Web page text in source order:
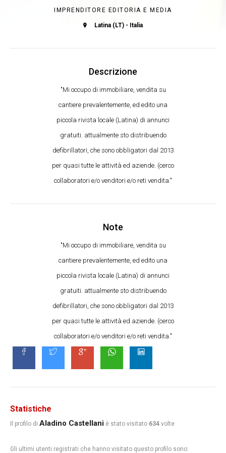
IMPRENDITORE EDITORIA E MEDIA
Latina (LT) - Italia
Descrizione
"Mi occupo di immobiliare, vendita su
cantiere prevalentemente, ed edito una
piccola rivista locale (Latina) di annunci
gratuiti. attualmente sto distribuendo
defibrillatori, che sono obbligatori dal 2013
per quasi tutte le attività ed aziende. (cerco
collaboratori e/o venditori e/o reti vendita."
Note
"Mi occupo di immobiliare, vendita su
cantiere prevalentemente, ed edito una
piccola rivista locale (Latina) di annunci
gratuiti. attualmente sto distribuendo
defibrillatori, che sono obbligatori dal 2013
per quasi tutte le attività ed aziende. (cerco
collaboratori e/o venditori e/o reti vendita."
Statistiche
Il profilo di Aladino Castellani è stato visitato 634 volte
Gli ultimi utenti registrati che hanno visitato questo profilo sono: